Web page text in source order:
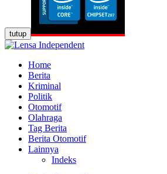
tutup
Home
Berita
Kriminal
Politik
Otomotif
Olahraga
Tag Berita
Berita Otomotif
Lainnya
Indeks